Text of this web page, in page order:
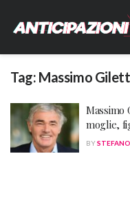
Tag: Massimo
Massimo
moglie,
BYSTEFANO